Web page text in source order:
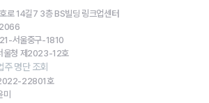
로 14길7 3층 BS빌딩 링크업센터
서울중구-1810
울청 제2023-12호
명단 조회
22801호
미